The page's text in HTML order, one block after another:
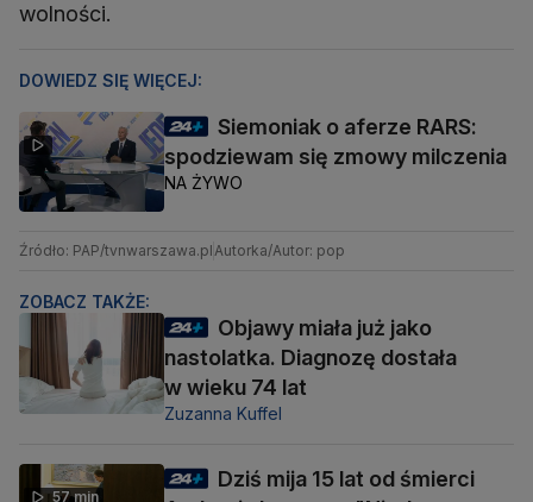
wolności.
DOWIEDZ SIĘ WIĘCEJ:
Siemoniak o aferze RARS:
spodziewam się zmowy milczenia
NA ŻYWO
Źródło: PAP/tvnwarszawa.plAutorka/Autor: pop
ZOBACZ TAKŻE:
Objawy miała już jako
nastolatka. Diagnozę dostała
w wieku 74 lat
Zuzanna Kuffel
57 min
Dziś mija 15 lat od śmierci